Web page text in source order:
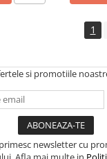
1
si promotiile
newsletter cu